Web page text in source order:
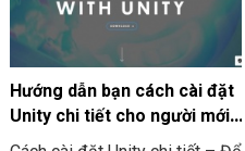
Hướng dẫn bạn cách cài đặt
Unity chi tiết cho người mới
bắt đầu